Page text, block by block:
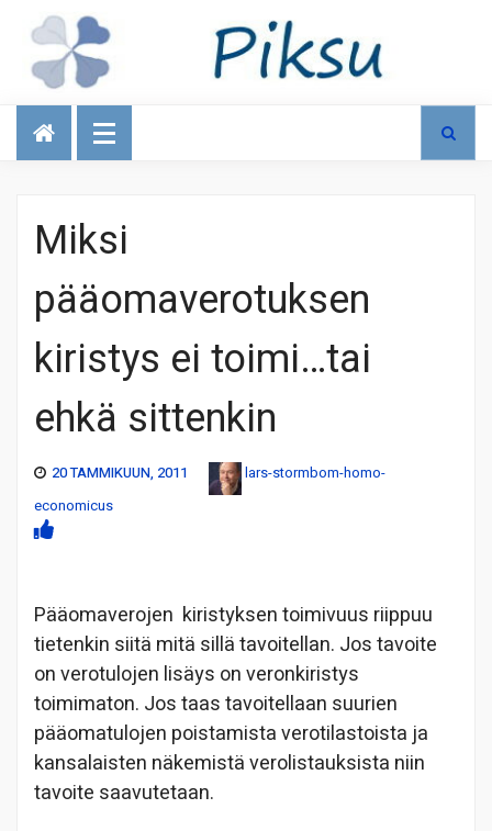
Talous
Miksi
pääomaverotuksen
kiristys ei toimi…tai
ehkä sittenkin
20 TAMMIKUUN, 2011
lars-stormbom-homo-
economicus
Pääomaverojen kiristyksen toimivuus riippuu
tietenkin siitä mitä sillä tavoitellan. Jos tavoite
on verotulojen lisäys on veronkiristys
toimimaton. Jos taas tavoitellaan suurien
pääomatulojen poistamista verotilastoista ja
kansalaisten näkemistä verolistauksista niin
tavoite saavutetaan.